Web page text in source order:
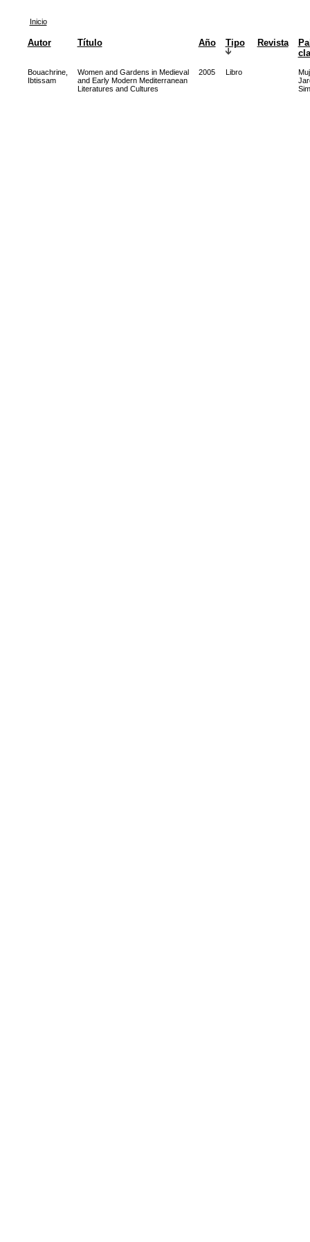
Inicio
Autor Título Año Tipo Revista
Bouachrine,
Ibtissam
Women and Gardens in Medieval
and Early Modern Mediterranean
Literatures and Cultures
2005 Libro